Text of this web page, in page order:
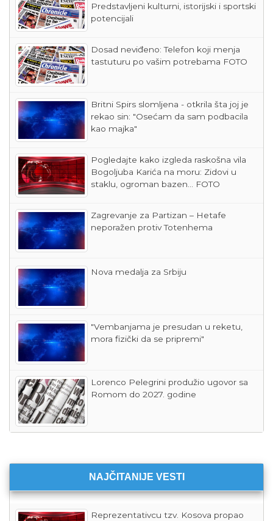
Predstavljeni kulturni, istorijski i sportski
potencijali
Dosad neviđeno: Telefon koji menja
tastuturu po vašim potrebama FOTO
Britni Spirs slomljena - otkrila šta joj je
rekao sin: "Osećam da sam podbacila
kao majka"
Pogledajte kako izgleda raskošna vila
Bogoljuba Karića na moru: Zidovi u
staklu, ogroman bazen... FOTO
Zagrevanje za Partizan – Hetafe
neporažen protiv Totenhema
Nova medalja za Srbiju
"Vembanjama je presudan u reketu,
mora fizički da se pripremi"
Lorenco Pelegrini produžio ugovor sa
Romom do 2027. godine
NAJČITANIJE VESTI
Reprezentativcu tzv. Kosova propao